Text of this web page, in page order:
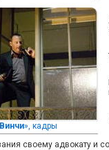
», кадры
своему адвокату и